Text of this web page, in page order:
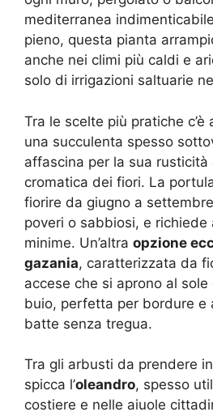
mediterranea
pieno, questa pianta
anche nei climi più caldi e
solo di irrigazioni saltuarie
Tra le scelte più pratiche c’è
una succulenta spesso
affascina per la sua rusticità
cromatica dei fiori. La
fiorire da giugno a
poveri o sabbiosi, e richiede
minime. Un’altra opzione
gazania, caratterizzata da
accese che si aprono al
buio, perfetta per bordure e
batte senza tregua.
Tra gli arbusti da prendere
spicca l’oleandro, spesso
costiere e nelle aiuole